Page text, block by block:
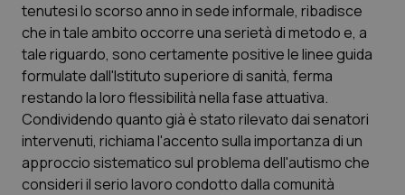
tenutesi lo scorso anno in sede informale, ribadisce
che in tale ambito occorre una serietà di metodo e, a
tale riguardo, sono certamente positive le linee guida
formulate dall'Istituto superiore di sanità, ferma
restando la loro flessibilità nella fase attuativa.
Condividendo quanto già è stato rilevato dai senatori
intervenuti, richiama l'accento sulla importanza di un
approccio sistematico sul problema dell'autismo che
consideri il serio lavoro condotto dalla comunità
tracking-sites-ironfish-
www.quotidianosanita.it
_ga
Google LLC
.quotidianosanita.it